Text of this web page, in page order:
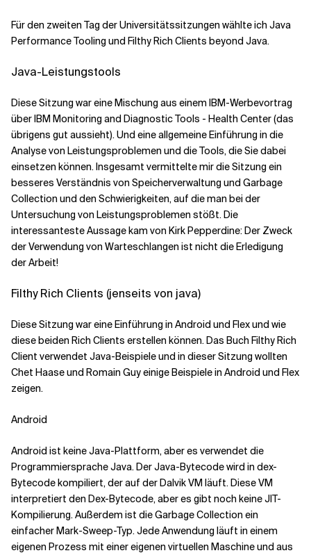
Für den zweiten Tag der Universitätssitzungen wählte ich Java
Performance Tooling und Filthy Rich Clients beyond Java.
Java-Leistungstools
Diese Sitzung war eine Mischung aus einem IBM-Werbevortrag
über IBM Monitoring and Diagnostic Tools - Health Center (das
übrigens gut aussieht). Und eine allgemeine Einführung in die
Analyse von Leistungsproblemen und die Tools, die Sie dabei
einsetzen können. Insgesamt vermittelte mir die Sitzung ein
besseres Verständnis von Speicherverwaltung und Garbage
Collection und den Schwierigkeiten, auf die man bei der
Untersuchung von Leistungsproblemen stößt. Die
interessanteste Aussage kam von Kirk Pepperdine: Der Zweck
der Verwendung von Warteschlangen ist nicht die Erledigung
der Arbeit!
Filthy Rich Clients (jenseits von java)
Diese Sitzung war eine Einführung in Android und Flex und wie
diese beiden Rich Clients erstellen können. Das Buch Filthy Rich
Client verwendet Java-Beispiele und in dieser Sitzung wollten
Chet Haase und Romain Guy einige Beispiele in Android und Flex
zeigen.
Android
Android ist keine Java-Plattform, aber es verwendet die
Programmiersprache Java. Der Java-Bytecode wird in dex-
Bytecode kompiliert, der auf der Dalvik VM läuft. Diese VM
interpretiert den Dex-Bytecode, aber es gibt noch keine JIT-
Kompilierung. Außerdem ist die Garbage Collection ein
einfacher Mark-Sweep-Typ. Jede Anwendung läuft in einem
eigenen Prozess mit einer eigenen virtuellen Maschine und aus